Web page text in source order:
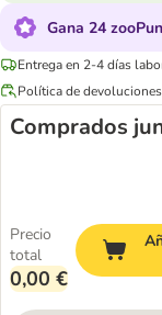
Gana 24
Entrega en 2-4 días
Política de devoluciones
Comprados
Precio
total
0,00 €